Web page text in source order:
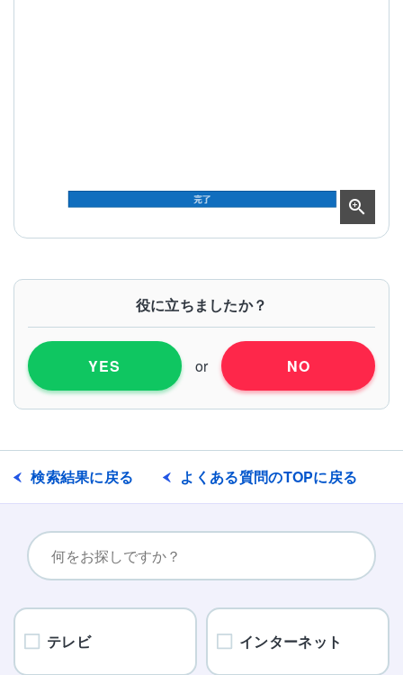
役に立ちましたか？
YES or NO
検索結果に戻る よくある質問のTOPに戻る
テレビ インターネット